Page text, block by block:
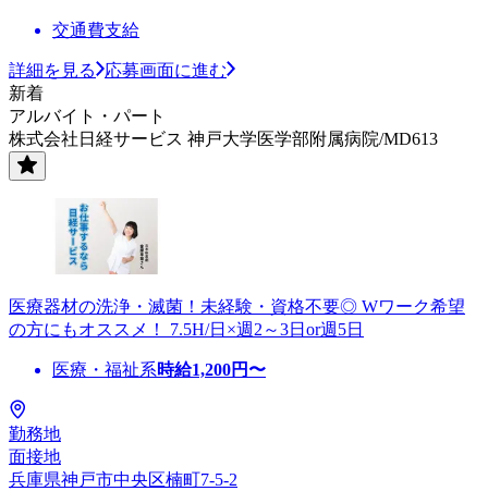
交通費支給
詳細を見る
応募画面に進む
新着
アルバイト・パート
株式会社日経サービス 神戸大学医学部附属病院/MD613
医療器材の洗浄・滅菌！未経験・資格不要◎ Wワーク希望
の方にもオススメ！ 7.5H/日×週2～3日or週5日
医療・福祉系時給1,200円〜
勤務地
面接地
兵庫県神戸市中央区楠町7-5-2